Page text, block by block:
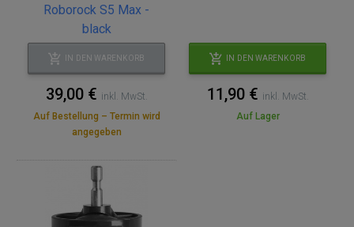
Roborock S5 Max -
black
IN DEN WARENKORB
39,00 € inkl. MwSt.
Auf Bestellung – Termin wird
angegeben
IN DEN WARENKORB
11,90 € inkl. MwSt.
Auf Lager